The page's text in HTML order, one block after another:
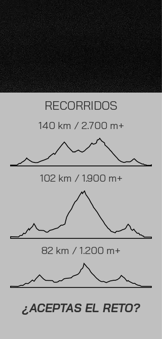
RECORRIDOS
140 km / 2.700 m+
102 km / 1.900 m+
82 km / 1.200 m+
¿ACEPTAS EL RETO?